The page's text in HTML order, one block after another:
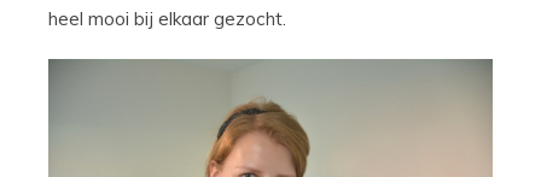
heel mooi bij elkaar gezocht.